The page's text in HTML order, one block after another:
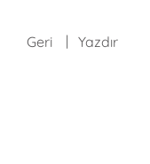
Geri Yazdır